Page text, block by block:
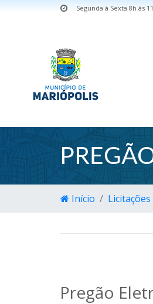
Segunda à Sexta 8h às
Início Licitações
Pregão